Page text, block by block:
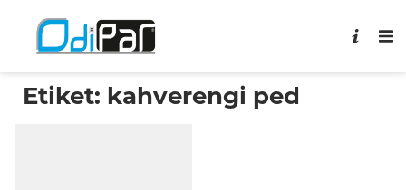
Etiket: kahverengi ped